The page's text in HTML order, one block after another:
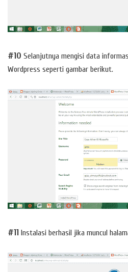
#10 Selanjutnya mengisi data
Wordpress seperti gambar berikut.
#11 Instalasi berhasil jika muncul